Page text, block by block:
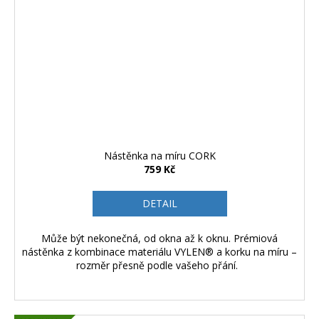
Nástěnka na míru CORK
759 Kč
DETAIL
Může být nekonečná, od okna až k oknu. Prémiová
nástěnka z kombinace materiálu VYLEN® a korku na míru –
rozměr přesně podle vašeho přání.